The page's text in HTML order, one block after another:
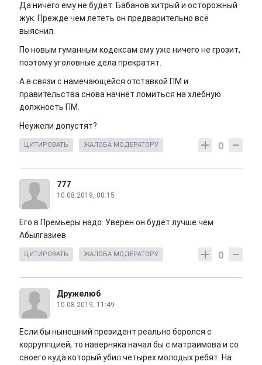
Да ничего ему не будет. Бабанов хитрый и осторожный
жук. Прежде чем лететь он предварительно всё
выяснил.
По новым гуманным кодексам ему уже ничего не грозит,
поэтому уголовные дела прекратят.
А в связи с намечающейся отставкой ПМ и
правительства снова начнёт ломиться на хлебную
должность ПМ.
Неужели допустят?
0
ЦИТИРОВАТЬ ЖАЛОБА МОДЕРАТОРУ
777
10.08.2019, 00:15
Его в Премьеры надо. Уверен он будет лучше чем
Абылгазиев.
0
ЦИТИРОВАТЬ ЖАЛОБА МОДЕРАТОРУ
Дружелюб
10.08.2019, 11:49
Если бы нынешний президент реально боролся с
корруппцией, то наверняка начал бы с матраимова и со
своего куда который убил четырех молодых ребят. На